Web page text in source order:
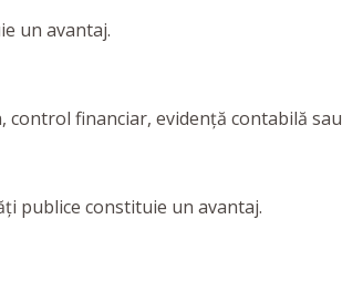
un avantaj.
control financiar, evidență contabilă sau
publice constituie un avantaj.